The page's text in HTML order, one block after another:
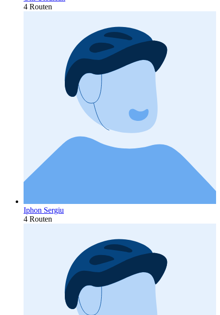
4 Routen
Iphon Sergiu
4 Routen